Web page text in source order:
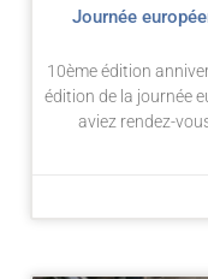
Journée
10ème édition
édition de la journée
aviez rendez-